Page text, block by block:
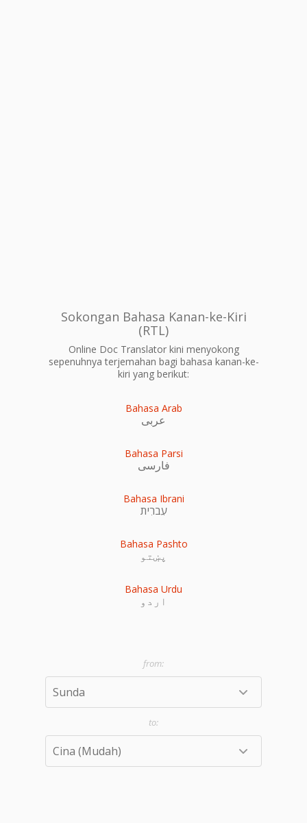
Sokongan Bahasa Kanan-ke-Kiri
(RTL)
Online Doc Translator kini menyokong
sepenuhnya terjemahan bagi bahasa kanan-ke-
kiri yang berikut:
Bahasa Arab
عربى
Bahasa Parsi
فارسی
Bahasa Ibrani
עִברִית
Bahasa Pashto
پښتو
Bahasa Urdu
اردو